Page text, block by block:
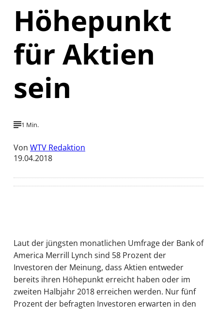
Höhepunkt
für Aktien
sein
1 Min.
Von WTV Redaktion
19.04.2018
Laut der jüngsten monatlichen Umfrage der Bank of
America Merrill Lynch sind 58 Prozent der
Investoren der Meinung, dass Aktien entweder
bereits ihren Höhepunkt erreicht haben oder im
zweiten Halbjahr 2018 erreichen werden. Nur fünf
Prozent der befragten Investoren erwarten in den